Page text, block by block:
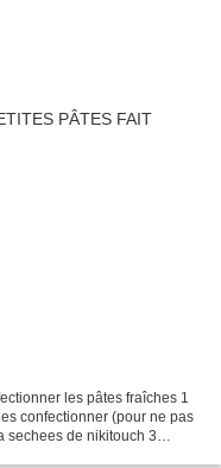
confectionner (pour ne pas
sechees de nikitouch 3